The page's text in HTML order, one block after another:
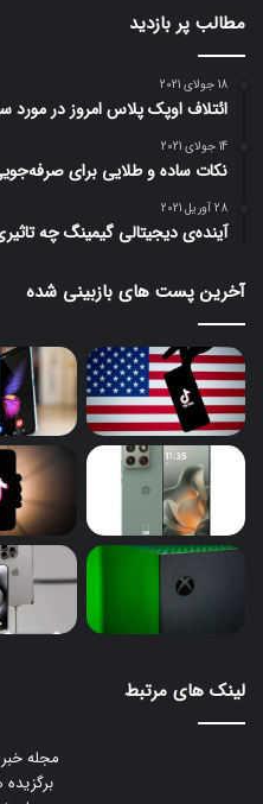
قیمت: ۰.۷۴۰۴ دلار
تغییرات قیمتی یک هفته اخیر: ۲۶.۵۲ درصد افزایش
– ترون
تغییرات قیمتی ۲۴ ساعت گذشته: ۰.۴۳ درصد کاهش
تغییرات قیمتی یک هفته اخیر: ۴.۶۸ درصد افزایش
آخرین قیمت رمزارزها (۲۴ تیرماه
به‌روزرسانی قیمت ارزهای
است.
– بیت‌کوین
قیمت: ۱۱۷ هزار و ۴۵۸.۲۶ دلار
تغییرات قیمتی ۲۴ ساعت گذشته: ۲.۰۳ درصد کاهش
تغییرات قیمتی یک هفته اخیر: ۸.۹۷ درصد افزایش
مطالب پر بازدید
18 جولای 2021
ائتلاف اوپک پلاس امروز در
14 جولای 2021
نکات ساده و طلایی برای
28 آوریل 2021
آینده‌ی دیجیتالی گیمینگ چه
آخرین پست های بازبینی شده
لینک های مرتبط
مجله